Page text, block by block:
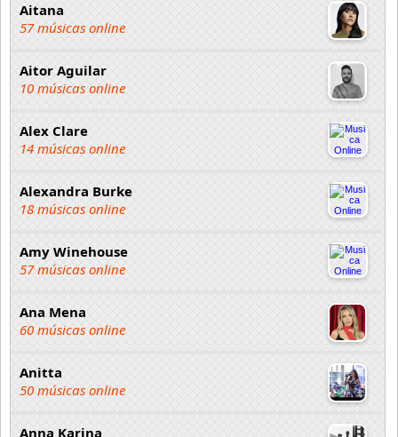
Aitana
57 músicas online
Aitor Aguilar
10 músicas online
Alex Clare
14 músicas online
Alexandra Burke
18 músicas online
Amy Winehouse
57 músicas online
Ana Mena
60 músicas online
Anitta
50 músicas online
Anna Karina